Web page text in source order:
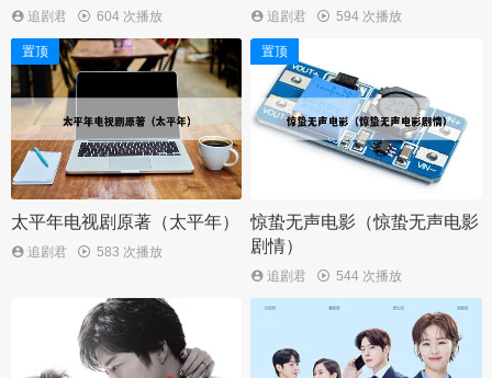
追剧君 604 次播放 追剧君 594 次播放
置顶
太平年电视剧原著（太平年）
追剧君 583 次播放
置顶
惊蛰无声电影（惊蛰无声电影
剧情）
追剧君 544 次播放